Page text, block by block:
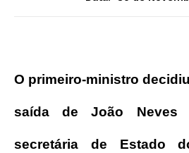
O primeiro-ministro
saída de João Neves
secretária de Estado